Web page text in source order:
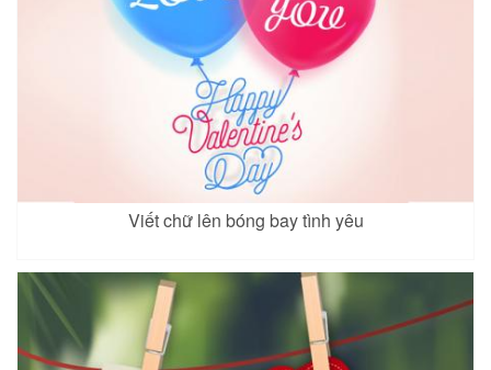
Viết chữ lên bóng bay tình yêu